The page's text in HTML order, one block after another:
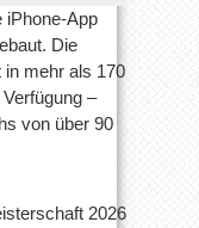
iPhone-App
Die
in mehr als 170
–
von über 90
2026